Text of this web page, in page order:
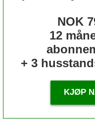
NOK
12
+ 3
KJØP